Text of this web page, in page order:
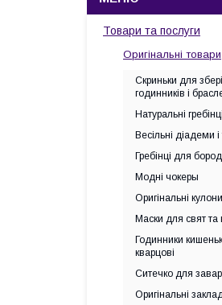
Товари та послуги
Оригінальні товари
Скриньки для
годинників і
Натуральні
Весільні діадеми і
Гребінці для
Модні чокеры
Оригінальні кулони
Маски для свят та
Годинники
кварцові
Ситечко для
Оригінальні